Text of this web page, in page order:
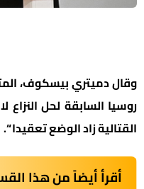
وقال دميتري بيسكوف،
روسيا السابقة لحل النزاع
القتالية زاد الوضع تعقيدا “.
أقرأ أيضاً من هذا